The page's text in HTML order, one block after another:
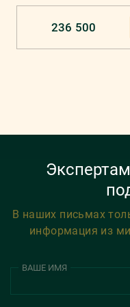
236 500
В наших письмах
информация из
ВАШЕ ИМЯ